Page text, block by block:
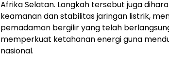
Afrika Selatan. Langkah tersebut juga
keamanan dan stabilitas jaringan listrik,
pemadaman bergilir yang telah
memperkuat ketahanan energi guna
nasional.